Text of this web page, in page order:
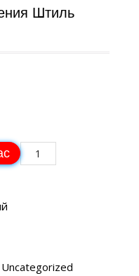
Штиль
Uncategorized